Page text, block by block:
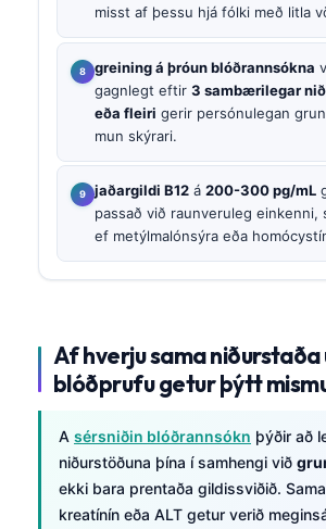
misst af þessu hjá fólki með litla
greining á þróun blóðrannsókna
gagnlegt eftir 3 sambærilegar
eða fleiri gerir persónulegan
mun skýrari.
jaðargildi B12 á 200-300 pg/mL
passað við raunveruleg einkenni,
ef metýlmalónsýra eða
Af hverju sama niðurstaða
blóðprufu getur þýtt
A sérsniðin blóðrannsókn þýðir að
niðurstöðuna þína í samhengi við
ekki bara prentaða gildissviðið.
kreatínín eða ALT getur verið